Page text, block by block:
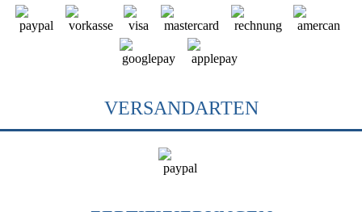
VERSANDARTEN